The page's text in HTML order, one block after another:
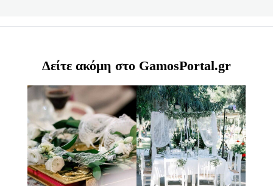
Δείτε ακόμη στο GamosPortal.gr